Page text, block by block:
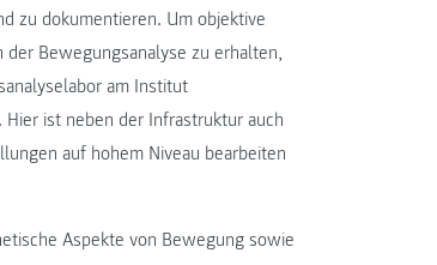
zu dokumentieren. Um objektive
Bewegungsanalyse zu erhalten,
am Institut
ist neben der Infrastruktur auch
auf hohem Niveau bearbeiten
Aspekte von Bewegung sowie